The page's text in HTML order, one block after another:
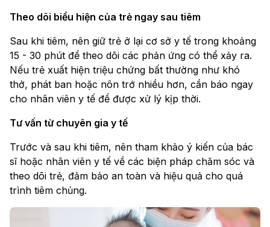
Theo dõi biểu hiện của trẻ ngay sau tiêm
Sau khi tiêm, nên giữ trẻ ở lại cơ sở y tế trong khoảng
15 - 30 phút để theo dõi các phản ứng có thể xảy ra.
Nếu trẻ xuất hiện triệu chứng bất thường như khó
thở, phát ban hoặc nôn trớ nhiều hơn, cần báo ngay
cho nhân viên y tế để được xử lý kịp thời.
Tư vấn từ chuyên gia y tế
Trước và sau khi tiêm, nên tham khảo ý kiến của bác
sĩ hoặc nhân viên y tế về các biện pháp chăm sóc và
theo dõi trẻ, đảm bảo an toàn và hiệu quả cho quá
trình tiêm chủng.